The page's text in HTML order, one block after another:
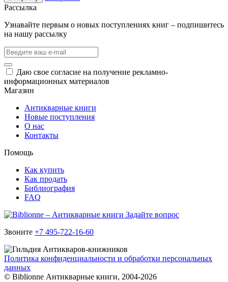
Рассылка
Узнавайте первым о новых поступлениях книг – подпишитесь
на нашу рассылку
Даю свое согласие на получение рекламно-
информационных материалов
Магазин
Антикварные книги
Новые поступления
О нас
Контакты
Помощь
Как купить
Как продать
Библиография
FAQ
Задайте вопрос
Звоните +7 495-722-16-60
Политика конфиденциальности и обработки персональных
данных
© Biblionne Антикварные книги, 2004-2026